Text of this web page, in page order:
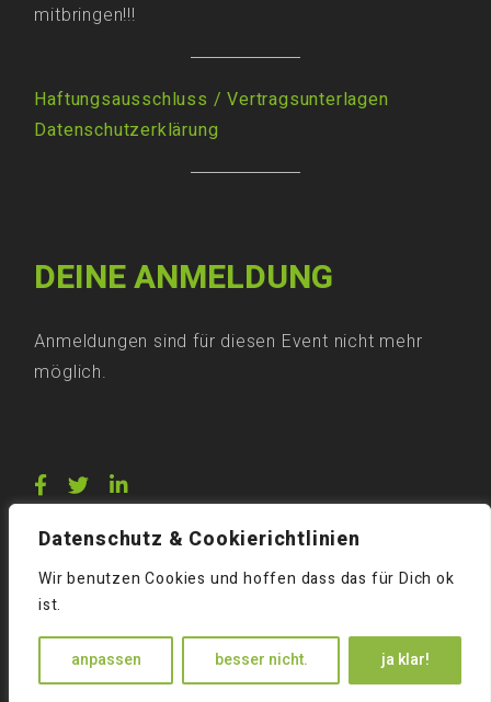
Datenschutz & Cookierichtlinien
Wir benutzen Cookies und hoffen dass das für Dich ok
ist.
anpassen besser nicht. ja klar!
mitbringen!!!
Haftungsausschluss / Vertragsunterlagen
Datenschutzerklärung
DEINE ANMELDUNG
Anmeldungen sind für diesen Event nicht mehr
möglich.